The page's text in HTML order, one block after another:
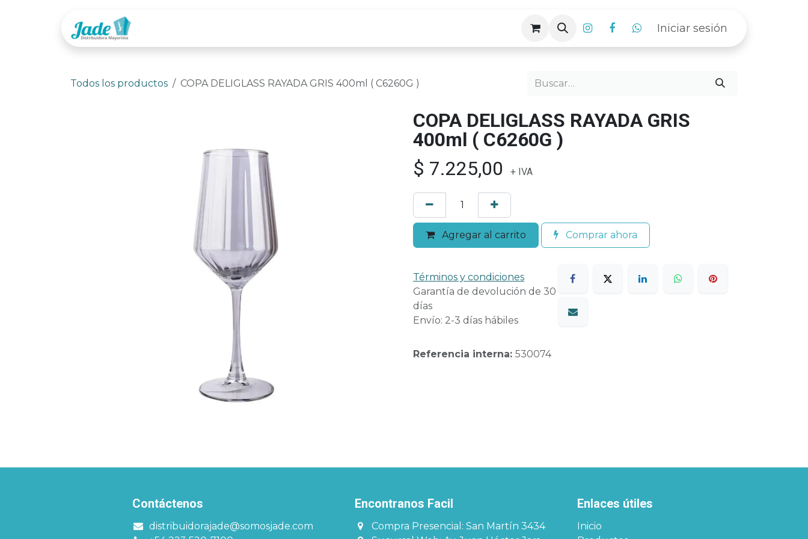
Iniciar sesión
Todos los productos COPA DELIGLASS RAYADA GRIS 400ml ( C6260G )
COPA DELIGLASS RAYADA GRIS
400ml ( C6260G )
$ 7.225,00 + IVA
Agregar al carrito Comprar ahora
Términos y condiciones
Garantía de devolución de 30
días
Envío: 2-3 días hábiles
Referencia interna: 530074
Enlaces útiles
Inicio
Encontranos Facil​​​
Compra Presencial: San Martín 3434
Contáctenos
distribuidorajade@somosjade.com